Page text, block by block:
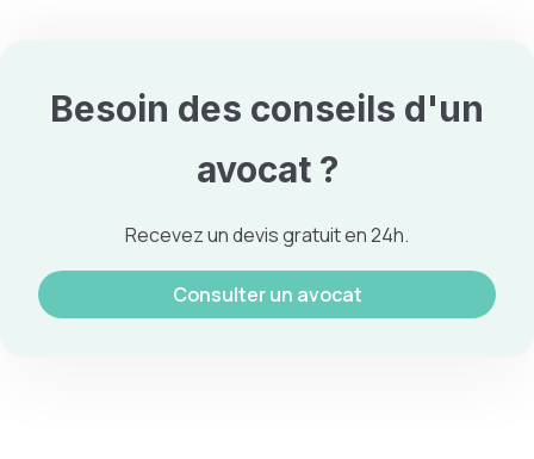
Besoin des conseils d'un
avocat ?
Recevez un devis gratuit en 24h.
Consulter un avocat